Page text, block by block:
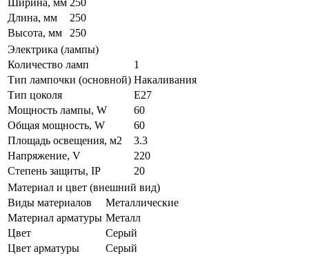
Ширина, мм 250
Длина, мм
250
Высота, мм
250
Электрика (лампы)
Количество ламп
1
Тип лампочки (основной) Накаливания
Тип цоколя
E27
Мощность лампы, W
60
Общая мощность, W
60
Площадь освещения, м2
3.3
Напряжение, V
220
Степень защиты, IP
20
Материал и цвет (внешний вид)
Виды материалов
Металлические
Материал арматуры Металл
Цвет
Серый
Цвет арматуры
Серый